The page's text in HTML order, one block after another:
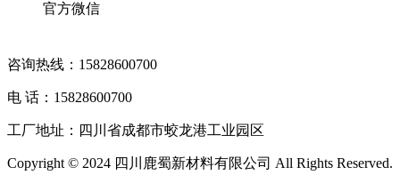
官方微信
咨询热线：15828600700
电 话：15828600700
工厂地址：四川省成都市蛟龙港工业园区
Copyright © 2024 四川鹿蜀新材料有限公司 All Rights Reserved.